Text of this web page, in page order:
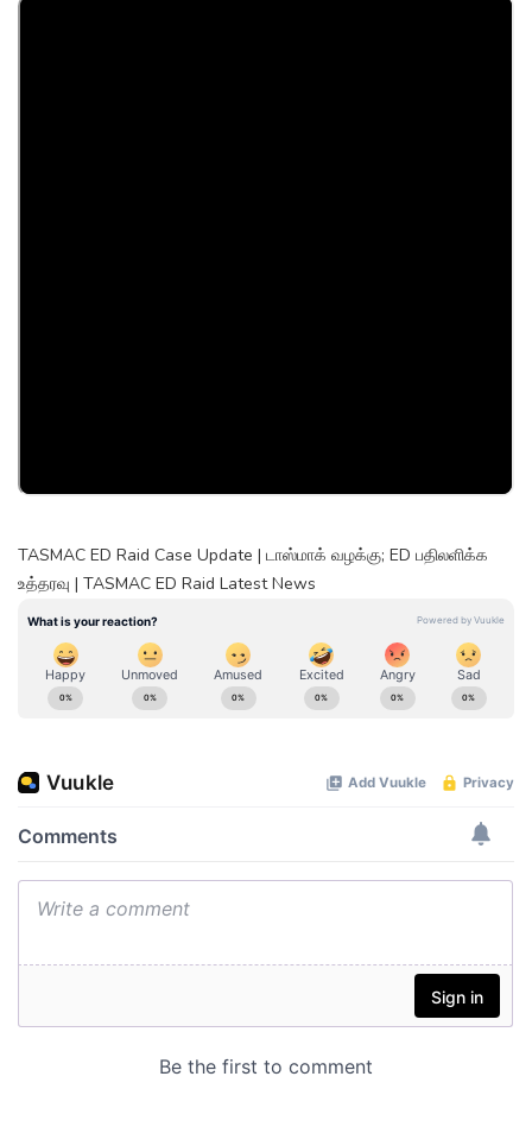
TASMAC ED Raid Case Update | டாஸ்மாக் வழக்கு; ED பதிலளிக்க
உத்தரவு | TASMAC ED Raid Latest News